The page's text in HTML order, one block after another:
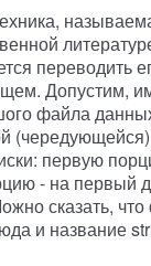
переводить
Допустим,
файла
первую
- на первый
сказать,
и название